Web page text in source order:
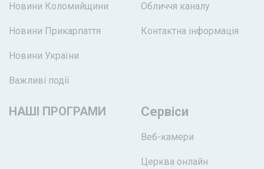
Новини Коломийщини
Новини Прикарпаття
Новини України
Важливі події
Обличчя каналу
Контактна інформація
НАШІ ПРОГРАМИ Сервіси
Веб-камери
Церква онлайн